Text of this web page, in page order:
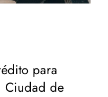
para
Ciudad de